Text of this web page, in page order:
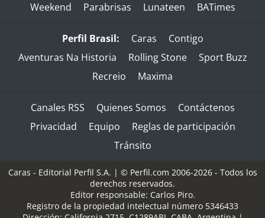
Weekend
Parabrisas Lunateen BATimes
Perfil Brasil: Caras
Contigo
Aventuras Na Historia
Rolling Stone
Sport Buzz
Recreio
Maxima
Canales RSS Quienes Somos
Contáctenos
Privacidad
Equipo
Reglas de participación
Tránsito
Caras - Editorial Perfil S.A. | © Perfil.com 2006-2026 - Todos los
derechos reservados.
Editor responsable: Carlos Piro.
Registro de la propiedad intelectual número 5346433